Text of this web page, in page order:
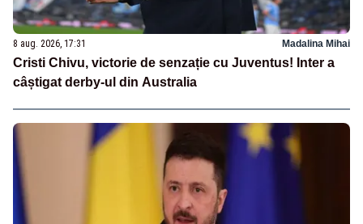
8 aug. 2026, 17:31 Madalina Mihai
Cristi Chivu, victorie de senzație cu Juventus! Inter a
câștigat derby-ul din Australia